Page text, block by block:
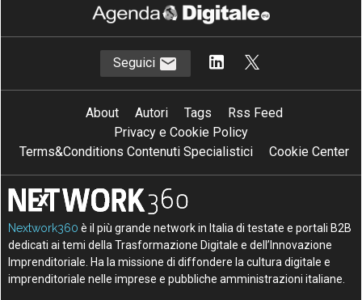
Seguici
About Autori Tags
Rss Feed
Privacy e Cookie Policy
Terms&Conditions Contenuti Specialistici
Cookie Center
Nextwork360 è il più grande network in Italia di testate e portali B2B
dedicati ai temi della Trasformazione Digitale e dell’Innovazione
Imprenditoriale. Ha la missione di diffondere la cultura digitale e
imprenditoriale nelle imprese e pubbliche amministrazioni italiane.